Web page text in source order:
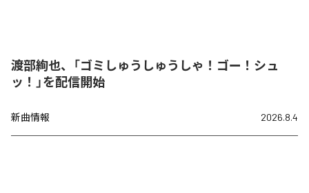
渡部絢也、「ゴミしゅうしゅうしゃ！ゴー！シュ
ッ！」を配信開始
新曲情報 2026.8.4